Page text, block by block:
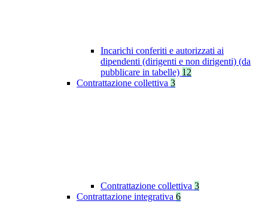
Incarichi conferiti e autorizzati ai
dipendenti (dirigenti e non dirigenti) (da
pubblicare in tabelle) 12
Contrattazione collettiva 3
Contrattazione collettiva 3
Contrattazione integrativa 6